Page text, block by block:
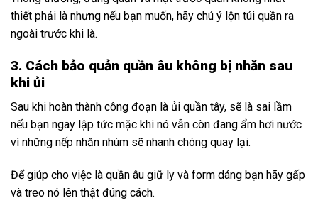
thiết phải là nhưng nếu bạn muốn, hãy chú ý lộn túi quần ra
ngoài trước khi là.
3. Cách bảo quản quần âu không bị nhăn sau
khi ủi
Sau khi hoàn thành công đoạn là ủi quần tây, sẽ là sai lầm
nếu bạn ngay lập tức mặc khi nó vẫn còn đang ẩm hơi nước
vì những nếp nhăn nhúm sẽ nhanh chóng quay lại.
Để giúp cho việc là quần âu giữ ly và form dáng bạn hãy gấp
và treo nó lên thật đúng cách.